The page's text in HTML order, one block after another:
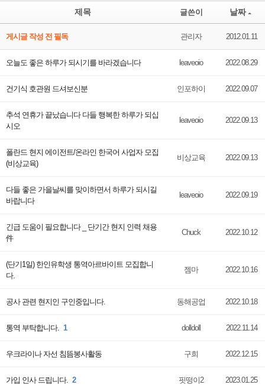
제목 글쓴이 날짜
게시글 작성 전 필독 관리자 2012.01.11
오늘도 좋은 하루가 되시기를 바라겠습니다 leaveoio 2022.08.29
건기식 호관원 드셔보신분 인포하이 2022.09.07
추석 연휴가 끝났습니다 다들 행복한 하루가 되십
시오
leaveoio 2022.09.13
폴란드 현지 에이전트/온라인 한국어 사업자 모집
(비상교육)
비상교육 2022.09.13
다들 좋은 가을날씨를 맞이하면서 하루가 되시길
바랍니다
leaveoio 2022.09.19
긴급 도움이 필요합니다 _ 단기간 현지 인력 채용
件
Chuck 2022.10.12
(단기1일) 한인유학생 통역아르바이트 모집합니
다.
젬마 2022.10.16
공사 관련 현지인 구인중입니다. 동해공업 2022.10.18
통역 부탁합니다. 1 dolldoll 2022.11.14
우크라이나 자선 침뜸봉사활동 구희 2022.12.15
가입 인사 드립니다. 2 핏떵이2 2023.01.25